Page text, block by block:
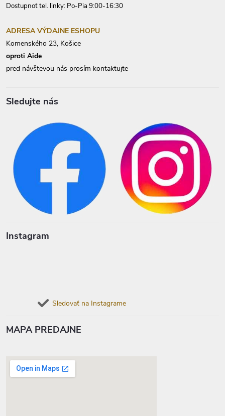
Dostupnoť tel. linky: Po-Pia 9:00-16:30
ADRESA VÝDAJNE ESHOPU
Komenského 23, Košice
oproti Aide
pred návštevou nás prosím kontaktujte
Sledujte nás
Instagram
Sledovať na Instagrame
MAPA PREDAJNE